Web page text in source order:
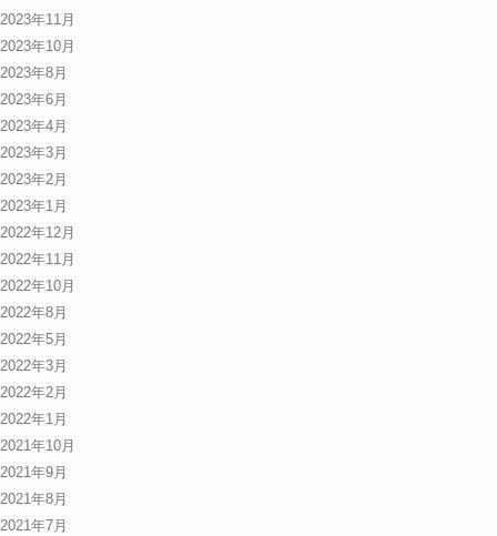
2023年11月
2023年10月
2023年8月
2023年6月
2023年4月
2023年3月
2023年2月
2023年1月
2022年12月
2022年11月
2022年10月
2022年8月
2022年5月
2022年3月
2022年2月
2022年1月
2021年10月
2021年9月
2021年8月
2021年7月